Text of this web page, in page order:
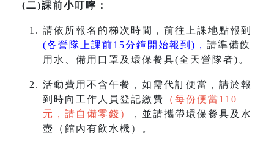
(二)課前小叮嚀：
請依所報名的梯次時間，前往上課地點報到
(各營隊上課前15分鐘開始報到)， 請準備飲
用水、備用口罩及環保餐具(全天營隊者)。
活動費用不含午餐，如需代訂便當，請於報
到時向工作人員登記繳費
（每份便當110
元，請自備零錢）
，並請攜帶環保餐具及水
壺（館內有飲水機）。